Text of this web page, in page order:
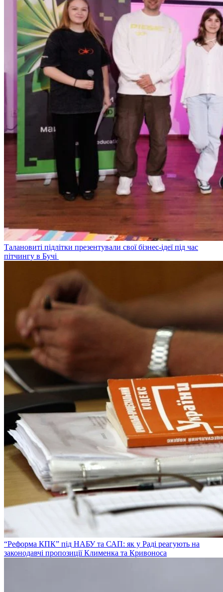
Талановиті підлітки презентували свої бізнес-ідеї під час
пітчингу в Бучі
“Реформа КПК” під НАБУ та САП: як у Раді реагують на
законодавчі пропозиції Клименка та Кривоноса